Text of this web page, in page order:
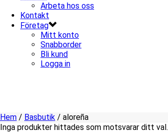
Arbeta hos oss
Kontakt
Företag
Mitt konto
Snabborder
Bli kund
Logga in
Hem / Basbutik / aloreña
Inga produkter hittades som motsvarar ditt val.